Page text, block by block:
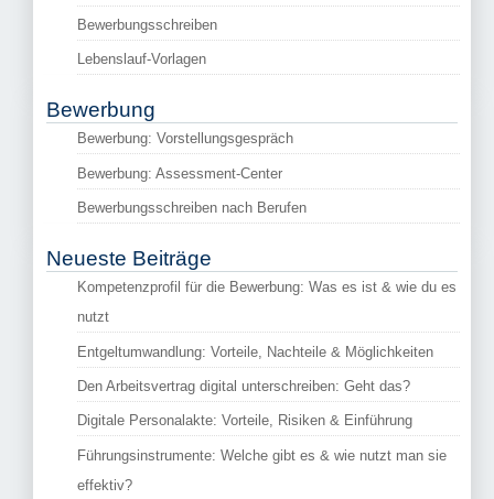
Bewerbungsschreiben
Lebenslauf-Vorlagen
Bewerbung
Bewerbung: Vorstellungsgespräch
Bewerbung: Assessment-Center
Bewerbungsschreiben nach Berufen
Neueste Beiträge
Kompetenzprofil für die Bewerbung: Was es ist & wie du es
nutzt
Entgeltumwandlung: Vorteile, Nachteile & Möglichkeiten
Den Arbeitsvertrag digital unterschreiben: Geht das?
Digitale Personalakte: Vorteile, Risiken & Einführung
Führungsinstrumente: Welche gibt es & wie nutzt man sie
effektiv?